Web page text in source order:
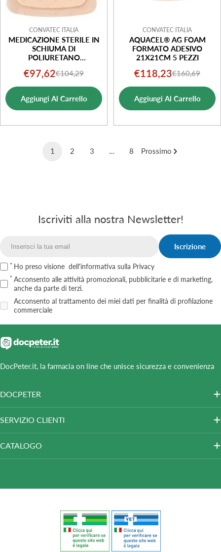
CONVATEC ITALIA
MEDICAZIONE STERILE IN
SCHIUMA DI
POLIURETANO
AG FOAM ADESIVA
Prezzo
di
vendita
€97,62Prezzo
normale
€104,29
Aggiungi Al Carrello
CONVATEC ITALIA
AQUACEL® AG FOAM
FORMATO ADESIVO
21X21CM 5 PEZZI
Prezzo
di
vendita
€118,23Prezzo
normale
€160,69
Aggiungi Al Carrello
1 2 3 … 8 Prossimo
Iscriviti alla nostra Newsletter!
Iscrizione
Ho preso visione dell'informativa sulla Privacy
Acconsento alle attività promozionali, pubblicitarie e di marketing,
anche da parte di terzi.
Acconsento al trattamento dei miei dati per finalità di profilazione
commerciale
DocPeter.it, la farmacia on line che unisce sicurezza e convenienza
DOCPETER
SERVIZIO CLIENTI
CATALOGO